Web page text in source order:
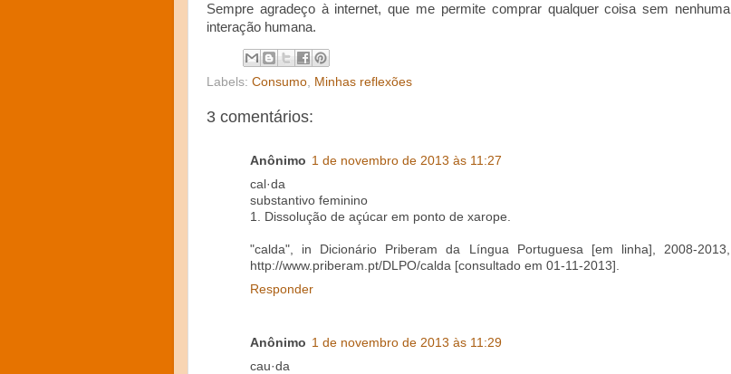
Sempre agradeço à internet, que me permite comprar qualquer coisa sem nenhuma
interação humana.
Labels: Consumo Minhas reflexões
3 comentários:
Anônimo 1 de novembro de 2013 às 11:27
cal·da
substantivo feminino
1. Dissolução de açúcar em ponto de xarope.
"calda", in Dicionário Priberam da Língua Portuguesa [em linha], 2008-2013,
http://www.priberam.pt/DLPO/calda [consultado em 01-11-2013].
Responder
Anônimo 1 de novembro de 2013 às 11:29
cau·da